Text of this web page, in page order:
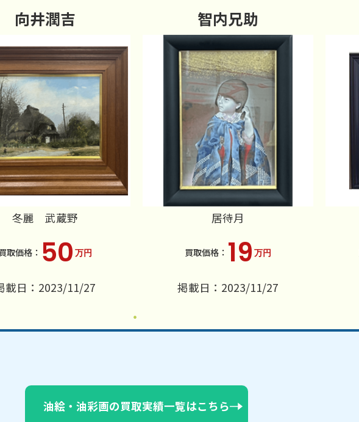
向井潤吉
冬麗 武蔵野
50 万円
載日：2023/11/27
智内兄助
居待月
19 万円
掲載日：2023/11/27
油絵・油彩画の買取実績一覧はこちら